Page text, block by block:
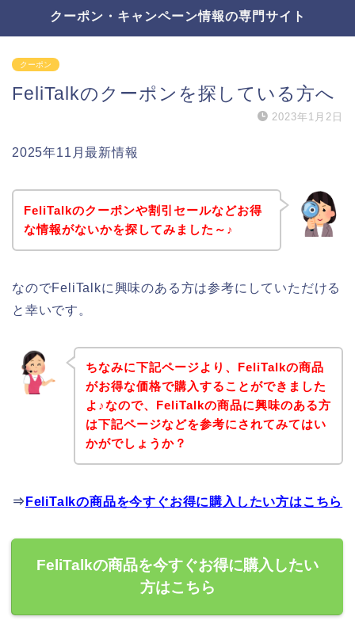
クーポン・キャンペーン情報の専門サイト
クーポン
FeliTalkのクーポンを探している方へ
2023年1月2日
2025年11月最新情報
FeliTalkのクーポンや割引セールなどお得
な情報がないかを探してみました～♪
なのでFeliTalkに興味のある方は参考にしていただける
と幸いです。
ちなみに下記ページより、FeliTalkの商品
がお得な価格で購入することができました
よ♪なので、FeliTalkの商品に興味のある方
は下記ページなどを参考にされてみてはい
かがでしょうか？
⇒ FeliTalkの商品を今すぐお得に購入したい方はこちら
FeliTalkの商品を今すぐお得に購入したい
方はこちら